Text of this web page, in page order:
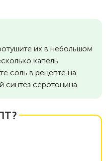
их в небольшом
капель
соль в рецепте на
серотонина.